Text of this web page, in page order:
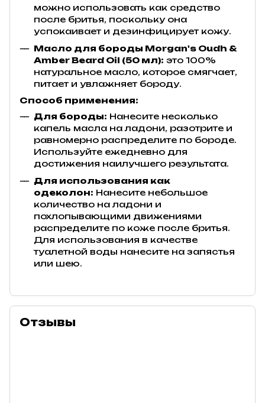
можно использовать как средство
после бритья, поскольку она
успокаивает и дезинфицирует кожу.
Масло для бороды Morgan's Oudh &
Amber Beard Oil (50 мл): это 100%
натуральное масло, которое смягчает,
питает и увлажняет бороду.
Способ применения:
Для бороды: Нанесите несколько
капель масла на ладони, разотрите и
равномерно распределите по бороде.
Используйте ежедневно для
достижения наилучшего результата.
Для использования как
одеколон: Нанесите небольшое
количество на ладони и
похлопывающими движениями
распределите по коже после бритья.
Для использования в качестве
туалетной воды нанесите на запястья
или шею.
Отзывы